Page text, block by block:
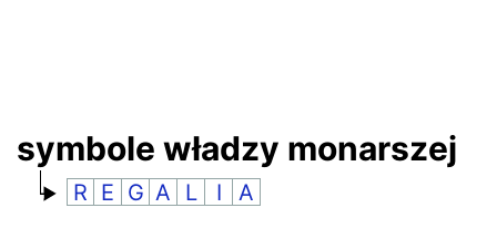
symbole władzy monarszej
R E G A L I A